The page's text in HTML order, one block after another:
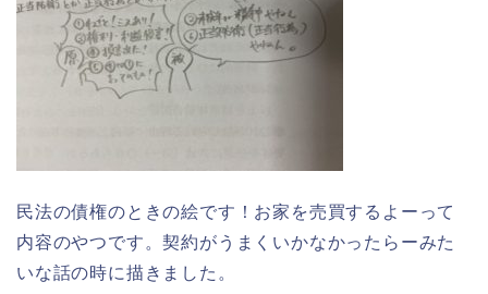
民法の債権のときの絵です！お家を売買するよーって
内容のやつです。契約がうまくいかなかったらーみた
いな話の時に描きました。